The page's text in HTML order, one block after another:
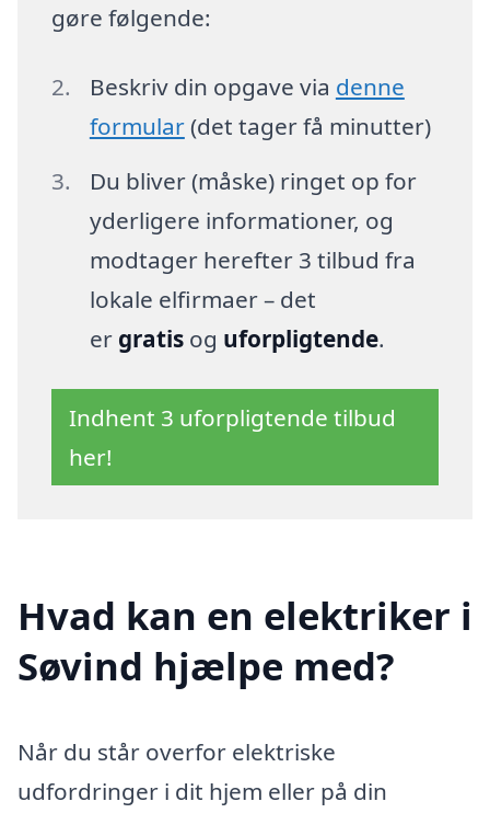
gøre følgende:
Beskriv din opgave via denne
formular(det tager få minutter)
Du bliver (måske) ringet op for
yderligere informationer, og
modtager herefter 3 tilbud fra
lokale elfirmaer – det
er gratisog uforpligtende.
Indhent 3 uforpligtende tilbud
her!
Hvad kan en elektriker i
Søvind hjælpe med?
Når du står overfor elektriske
udfordringer i dit hjem eller på din